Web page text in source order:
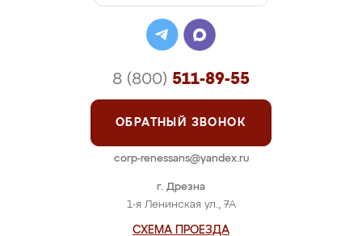
г. Дрезна
1-я Ленинская ул., 7А
СХЕМА ПРОЕЗДА
8 (800) 511-89-55
ОБРАТНЫЙ ЗВОНОК
corp-renessans@yandex.ru